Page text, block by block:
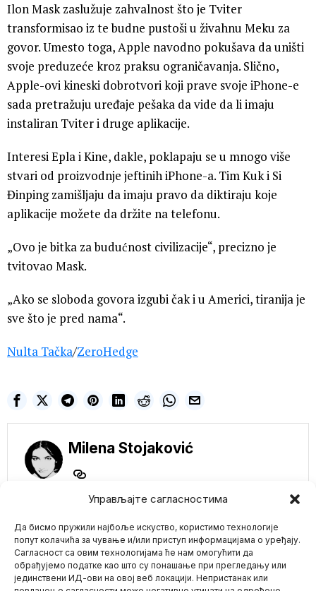
Управљајте сагласностима
Да бисмо пружили најбоље искуство, користимо технологије
попут колачића за чување и/или приступ информацијама о уређају.
Сагласност са овим технологијама ће нам омогућити да
обрађујемо податке као што су понашање при прегледању или
јединствени ИД-ови на овој веб локацији. Непристанак или
Ilon Mask zaslužuje zahvalnost što je Tviter
transformisao iz te budne pustoši u živahnu Meku za
govor. Umesto toga, Apple navodno pokušava da uništi
svoje preduzeće kroz praksu ograničavanja. Slično,
Apple-ovi kineski dobrotvori koji prave svoje iPhone-e
sada pretražuju uređaje pešaka da vide da li imaju
instaliran Tviter i druge aplikacije.
Interesi Epla i Kine, dakle, poklapaju se u mnogo više
stvari od proizvodnje jeftinih iPhone-a. Tim Kuk i Si
Đinping zamišljaju da imaju pravo da diktiraju koje
aplikacije možete da držite na telefonu.
„Ovo je bitka za budućnost civilizacije“, precizno je
tvitovao Mask.
„Ako se sloboda govora izgubi čak i u Americi, tiranija je
sve što je pred nama“.
Nulta Tačka/ZeroHedge
Milena Stojaković
Mario zna Youtube
Флуорид: Како
индустрија трује
популацију у име
профита
Већ деценијама владе
широм света тврде да